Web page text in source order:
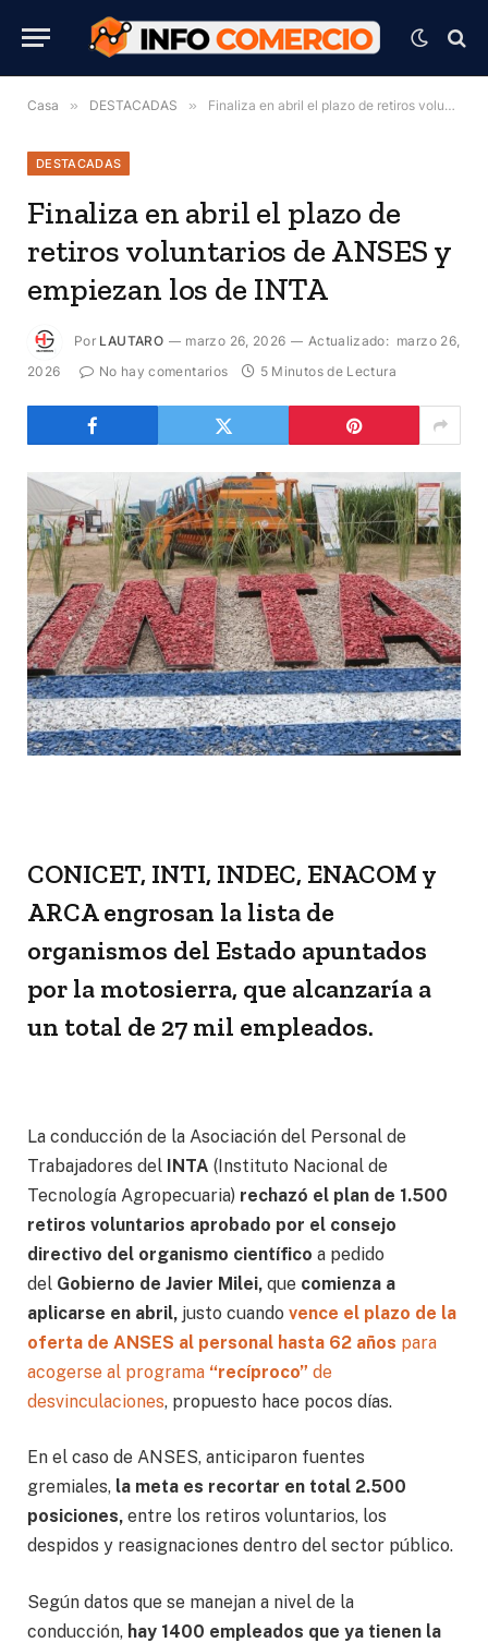
Casa » DESTACADAS » Finaliza en abril el plazo de retiros voluntarios de ANSES y empiezan los de INTA
DESTACADAS
Finaliza en abril el plazo de
retiros voluntarios de ANSES y
empiezan los de INTA
Por LAUTARO marzo 26, 2026 Actualizado: marzo 26,
2026
No hay comentarios 5 Minutos de Lectura
CONICET, INTI, INDEC, ENACOM y
ARCA engrosan la lista de
organismos del Estado apuntados
por la motosierra, que alcanzaría a
un total de 27 mil empleados.
La conducción de la Asociación del Personal de
Trabajadores del INTA (Instituto Nacional de
Tecnología Agropecuaria) rechazó el plan de 1.500
retiros voluntarios aprobado por el consejo
directivo del organismo científico a pedido
del Gobierno de Javier Milei, que comienza a
aplicarse en abril, justo cuando vence el plazo de la
oferta de ANSES al personal hasta 62 años para
acogerse al programa “recíproco” de
desvinculaciones, propuesto hace pocos días.
En el caso de ANSES, anticiparon fuentes
gremiales, la meta es recortar en total 2.500
posiciones, entre los retiros voluntarios, los
despidos y reasignaciones dentro del sector público.
Según datos que se manejan a nivel de la
conducción, hay 1400 empleados que ya tienen la